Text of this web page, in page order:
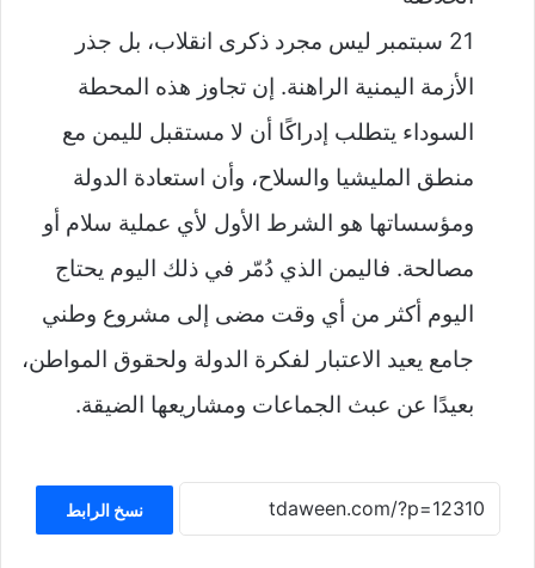
21 سبتمبر ليس مجرد ذكرى انقلاب، بل جذر
الأزمة اليمنية الراهنة. إن تجاوز هذه المحطة
السوداء يتطلب إدراكًا أن لا مستقبل لليمن مع
منطق المليشيا والسلاح، وأن استعادة الدولة
ومؤسساتها هو الشرط الأول لأي عملية سلام أو
مصالحة. فاليمن الذي دُمّر في ذلك اليوم يحتاج
اليوم أكثر من أي وقت مضى إلى مشروع وطني
جامع يعيد الاعتبار لفكرة الدولة ولحقوق المواطن،
بعيدًا عن عبث الجماعات ومشاريعها الضيقة.
نسخ الرابط